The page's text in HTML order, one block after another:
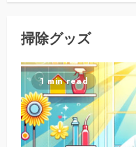
掃除グッズ
1 min read